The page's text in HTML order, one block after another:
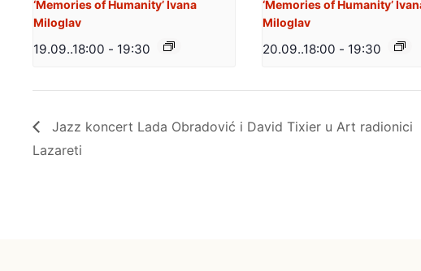
‘Memories of Humanity’ Ivana
Miloglav
19.09..18:00 - 19:30
‘Memories of Humanity’
Miloglav
20.09..18:00 - 19:30
Jazz koncert Lada Obradović i David Tixier u Art radionici
Lazareti